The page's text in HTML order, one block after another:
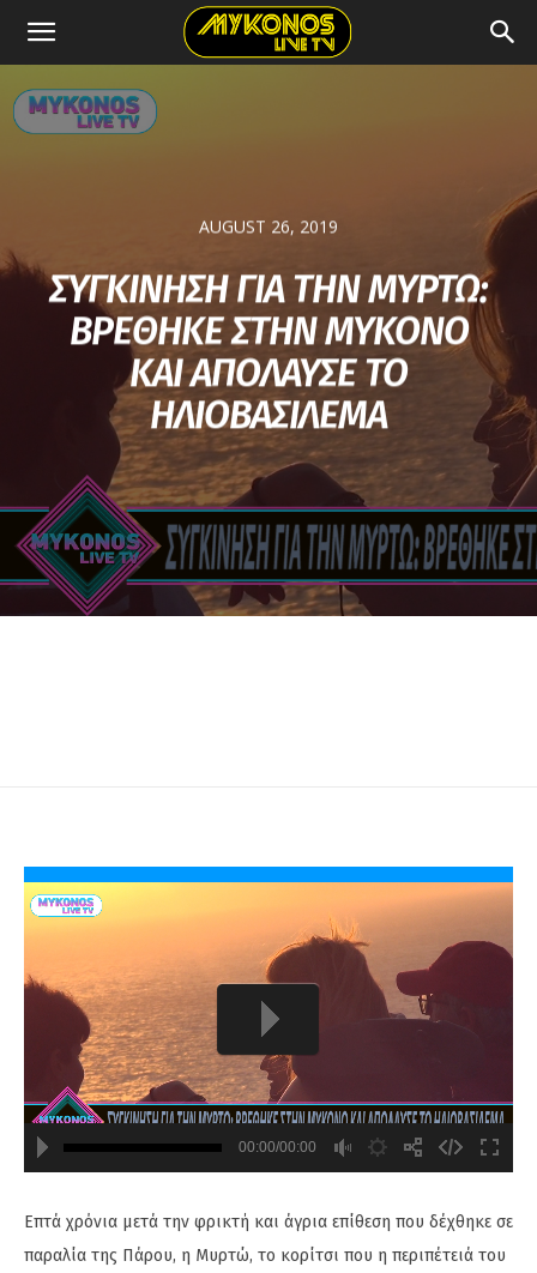
AUGUST 26, 2019
ΣΥΓΚΙΝΗΣΗ ΓΙΑ ΤΗΝ ΜΥΡΤΩ:
ΒΡΕΘΗΚΕ ΣΤΗΝ ΜΥΚΟΝΟ
ΚΑΙ ΑΠΟΛΑΥΣΕ ΤΟ
ΗΛΙΟΒΑΣΙΛΕΜΑ
480
00:00/00:00
Επτά χρόνια μετά την φρικτή και άγρια επίθεση που δέχθηκε σε
παραλία της Πάρου, η Μυρτώ, το κορίτσι που η περιπέτειά του